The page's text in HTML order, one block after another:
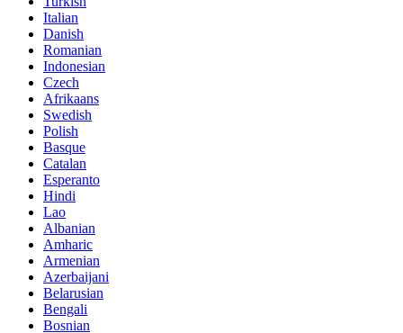
Italian
Danish
Romanian
Indonesian
Czech
Afrikaans
Swedish
Polish
Basque
Catalan
Esperanto
Hindi
Lao
Albanian
Amharic
Armenian
Azerbaijani
Belarusian
Bengali
Bosnian